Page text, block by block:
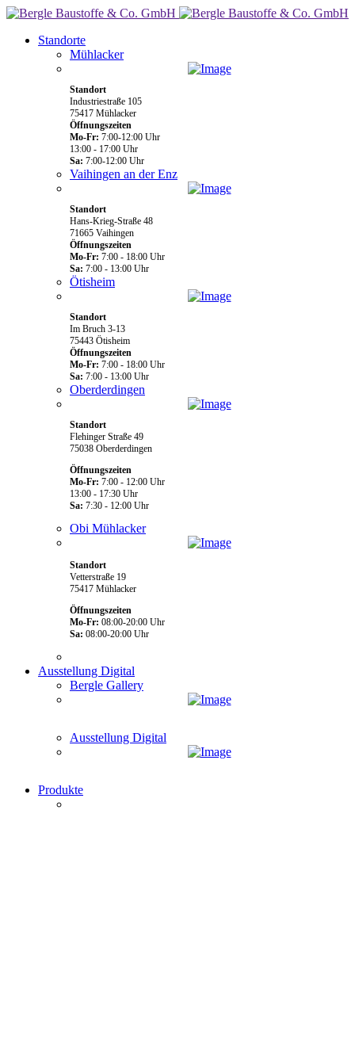
Standorte
Mühlacker
Standort
Industriestraße 105
75417 Mühlacker
Öffnungszeiten
Mo-Fr: 7:00-12:00 Uhr
13:00 - 17:00 Uhr
Sa: 7:00-12:00 Uhr
Vaihingen an der Enz
Standort
Hans-Krieg-Straße 48
71665 Vaihingen
Öffnungszeiten
Mo-Fr: 7:00 - 18:00 Uhr
Sa: 7:00 - 13:00 Uhr
Ötisheim
Standort
Im Bruch 3-13
75443 Ötisheim
Öffnungszeiten
Mo-Fr: 7:00 - 18:00 Uhr
Sa: 7:00 - 13:00 Uhr
Oberderdingen
Standort
Flehinger Straße 49
75038 Oberderdingen
Öffnungszeiten
Mo-Fr: 7:00 - 12:00 Uhr
13:00 - 17:30 Uhr
Sa: 7:30 - 12:00 Uhr
Obi Mühlacker
Standort
Vetterstraße 19
75417 Mühlacker
Öffnungszeiten
Mo-Fr: 08:00-20:00 Uhr
Sa: 08:00-20:00 Uhr
Ausstellung Digital
Bergle Gallery
Ausstellung Digital
Produkte